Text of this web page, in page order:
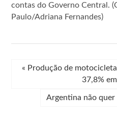
contas do Governo Central.
Paulo/Adriana Fernandes)
« Produção de
37,8%
Argentina não